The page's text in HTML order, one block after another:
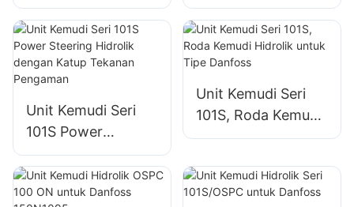
Pompa Roda Gigi
untuk Traktor
Valmet
Gear Pump Untuk
RENAULT
TRACTOR
Unit Kemudi Seri
101S Power
Steering Hidrolik
dengan Katup
Tekanan
Unit Kemudi Seri
101S, Roda Kemudi
Hidrolik untuk Tipe